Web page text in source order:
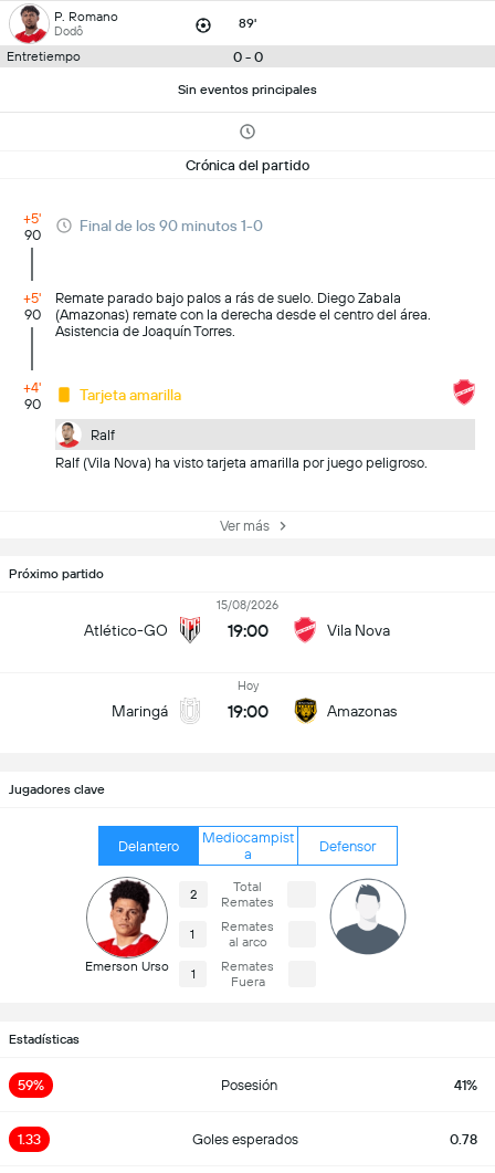
P. Romano
Dodô 89'
Entretiempo 0 - 0
Sin eventos principales
Crónica del partido
+5'
90
Final de los 90 minutos 1-0
+5'
90
Remate parado bajo palos a rás de suelo. Diego Zabala
(Amazonas) remate con la derecha desde el centro del área.
Asistencia de Joaquín Torres.
+4'
90
Tarjeta amarilla
Ralf
Ralf (Vila Nova) ha visto tarjeta amarilla por juego peligroso.
Ver más
Próximo partido
Atlético-GO
15/08/2026
19:00 Vila Nova
Maringá
Hoy
19:00 Amazonas
Jugadores clave
Delantero
Mediocampist
a
Defensor
Emerson Urso
2
Total
Remates
1
Remates
al arco
1
Remates
Fuera
Estadísticas
59% Posesión 41%
1.33 Goles esperados 0.78